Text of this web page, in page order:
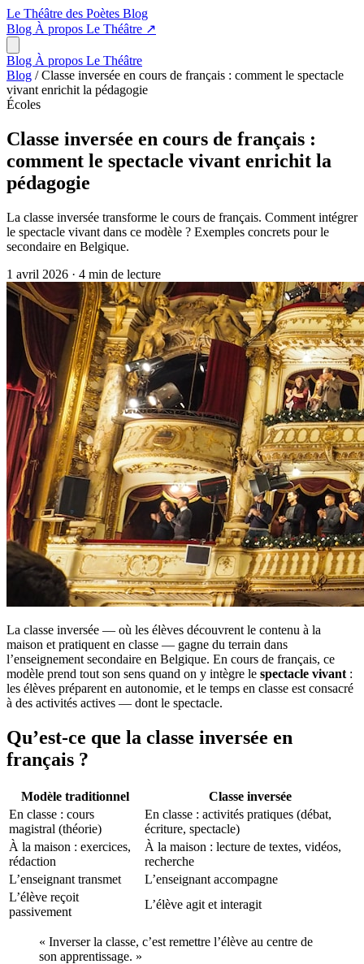
Le Théâtre des Poètes Blog
Blog À propos Le Théâtre ↗
Blog À propos Le Théâtre
Blog / Classe inversée en cours de français : comment le spectacle
vivant enrichit la pédagogie
Écoles
Classe inversée en cours de français :
comment le spectacle vivant enrichit la
pédagogie
La classe inversée transforme le cours de français. Comment intégrer
le spectacle vivant dans ce modèle ? Exemples concrets pour le
secondaire en Belgique.
1 avril 2026 · 4 min de lecture
La classe inversée — où les élèves découvrent le contenu à la
maison et pratiquent en classe — gagne du terrain dans
l’enseignement secondaire en Belgique. En cours de français, ce
modèle prend tout son sens quand on y intègre le spectacle vivant :
les élèves préparent en autonomie, et le temps en classe est consacré
à des activités actives — dont le spectacle.
Qu’est-ce que la classe inversée en
français ?
Modèle traditionnel
Classe inversée
En classe : cours
magistral (théorie)
En classe : activités pratiques (débat,
écriture, spectacle)
À la maison : exercices,
rédaction
À la maison : lecture de textes, vidéos,
recherche
L’enseignant transmet
L’enseignant accompagne
L’élève reçoit
passivement
L’élève agit et interagit
« Inverser la classe, c’est remettre l’élève au centre de
son apprentissage. »